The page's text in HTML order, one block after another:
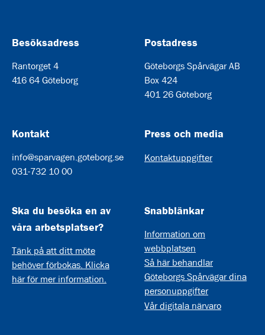
Besöksadress
Rantorget 4
416 64 Göteborg
Postadress
Göteborgs Spårvägar AB
Box 424
401 26 Göteborg
Kontakt
info@sparvagen.goteborg.se
031-732 10 00
Press och media
Kontaktuppgifter
Ska du besöka en av
våra arbetsplatser?
Tänk på att ditt möte
behöver förbokas. Klicka
här för mer information.
Snabblänkar
Information om
webbplatsen
Så här behandlar
Göteborgs Spårvägar dina
personuppgifter
Vår digitala närvaro